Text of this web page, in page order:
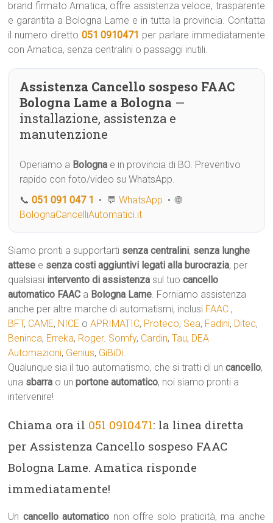
brand firmato Amatica, offre assistenza veloce, trasparente
e garantita a Bologna Lame e in tutta la provincia. Contatta
il numero diretto 051 0910471 per parlare immediatamente
con Amatica, senza centralini o passaggi inutili.
Assistenza Cancello sospeso FAAC
Bologna Lame a Bologna —
installazione, assistenza e
manutenzione
Operiamo a Bologna e in provincia di BO. Preventivo
rapido con foto/video su WhatsApp.
📞051 091 047 1 • 💬WhatsApp • 🌐
BolognaCancelliAutomatici.it
Siamo pronti a supportarti senza centralini, senza lunghe
attese e senza costi aggiuntivi legati alla burocrazia, per
qualsiasi intervento di assistenza sul tuocancello
automatico FAAC a Bologna Lame. Forniamo assistenza
anche per altre marche di automatismi, inclusi FAAC ,
BFT, CAME, NICE oAPRIMATIC, Proteco, Sea, Fadini, Ditec,
Beninca, Erreka, Roger. Somfy, Cardin,Tau, DEA
Automazioni, Genius, GiBiDi.
Qualunque sia il tuo automatismo, che si tratti di uncancello,
una sbarra o unportone automatico, noi siamo pronti a
intervenire!
Chiama ora il 051 0910471: la linea diretta
per Assistenza Cancello sospeso FAAC
Bologna Lame. Amatica risponde
immediatamente!
Un cancello automatico non offre solo praticità, ma anche